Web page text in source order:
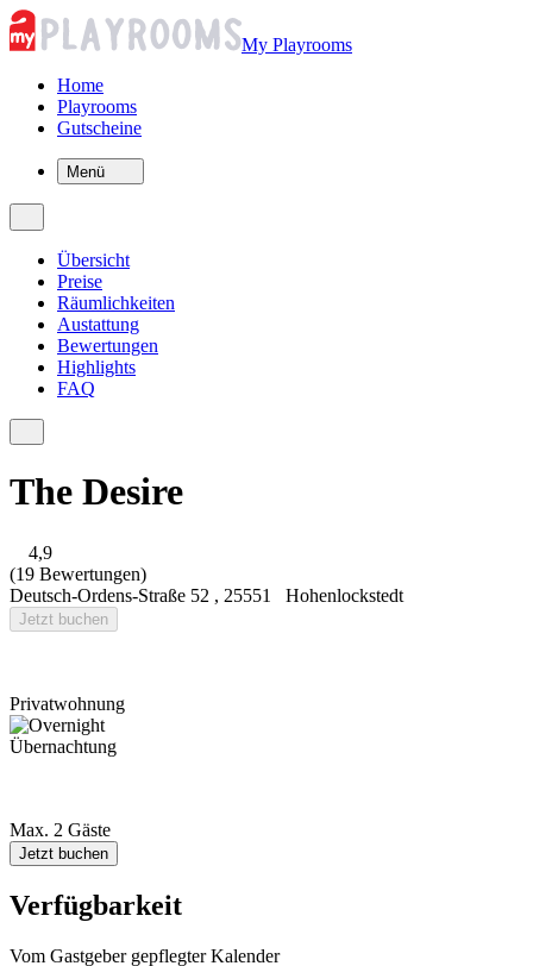
My Playrooms
Home
Playrooms
Gutscheine
Menü
Übersicht
Preise
Räumlichkeiten
Austattung
Bewertungen
Highlights
FAQ
The Desire
4,9
(19 Bewertungen)
Deutsch-Ordens-Straße 52 , 25551 Hohenlockstedt
Jetzt buchen
Privatwohnung
Übernachtung
Max. 2 Gäste
Jetzt buchen
Verfügbarkeit
Vom Gastgeber gepflegter Kalender